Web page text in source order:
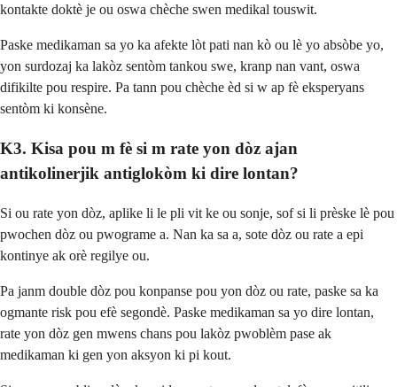
kontakte doktè je ou oswa chèche swen medikal touswit.
Paske medikaman sa yo ka afekte lòt pati nan kò ou lè yo absòbe yo,
yon surdozaj ka lakòz sentòm tankou swe, kranp nan vant, oswa
difikilte pou respire. Pa tann pou chèche èd si w ap fè eksperyans
sentòm ki konsène.
K3. Kisa pou m fè si m rate yon dòz ajan
antikolinerjik antiglokòm ki dire lontan?
Si ou rate yon dòz, aplike li le pli vit ke ou sonje, sof si li prèske lè pou
pwochen dòz ou pwograme a. Nan ka sa a, sote dòz ou rate a epi
kontinye ak orè regilye ou.
Pa janm double dòz pou konpanse pou yon dòz ou rate, paske sa ka
ogmante risk pou efè segondè. Paske medikaman sa yo dire lontan,
rate yon dòz gen mwens chans pou lakòz pwoblèm pase ak
medikaman ki gen yon aksyon ki pi kout.